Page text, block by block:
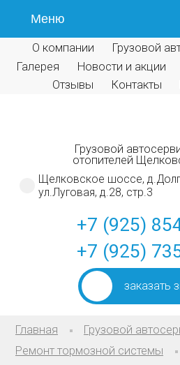
Меню
О компании Грузовой
Галерея
Новости и акции
Отзывы
Контакты
Грузовой
отопителей
Щелковское шоссе,
ул.Луговая, д.28, стр.3
+7 (925)
+7 (925)
заказать
Главная
Грузовой
Ремонт тормозной системы